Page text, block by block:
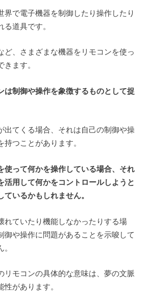
界で電子機器を制御したり操作したり
道具です。
ど、さまざまな機器をリモコンを使っ
ます。
は制御や操作を象徴するものとして捉
出てくる場合、それは自己の制御や操
つことがあります。
使って何かを操作している場合、それ
活用して何かをコントロールしようと
ているかもしれません。
れていたり機能しなかったりする場
御や操作に問題があることを示唆して
リモコンの具体的な意味は、夢の文脈
があります。